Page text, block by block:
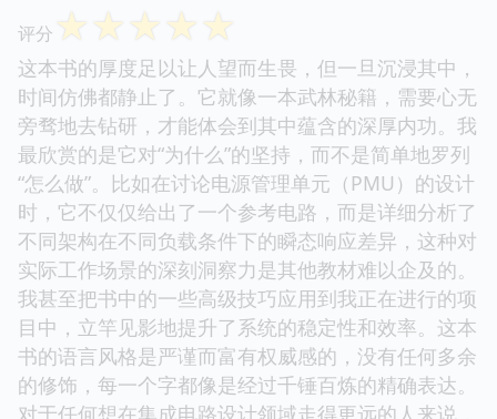
评分 ☆☆☆☆☆
这本书的厚度足以让人望而生畏，但一旦沉浸其中，
时间仿佛都静止了。它就像一本武林秘籍，需要心无
旁骛地去钻研，才能体会到其中蕴含的深厚内功。我
最欣赏的是它对“为什么”的坚持，而不是简单地罗列
“怎么做”。比如在讨论电源管理单元（PMU）的设计
时，它不仅仅给出了一个参考电路，而是详细分析了
不同架构在不同负载条件下的瞬态响应差异，这种对
实际工作场景的深刻洞察力是其他教材难以企及的。
我甚至把书中的一些高级技巧应用到我正在进行的项
目中，立竿见影地提升了系统的稳定性和效率。这本
书的语言风格是严谨而富有权威感的，没有任何多余
的修饰，每一个字都像是经过千锤百炼的精确表达。
对于任何想在集成电路设计领域走得更远的人来说，